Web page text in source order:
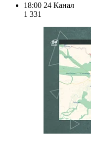
18:00 24 Канал
1 331